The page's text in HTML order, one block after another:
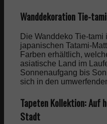
Wanddekoration Tie-
Die Wanddeko Tie-
japanischen Tatami-
Farben erhältlich,
asiatische Land im
Sonnenaufgang bis
sich in den
Tapeten Kollektion: Auf
Stadt